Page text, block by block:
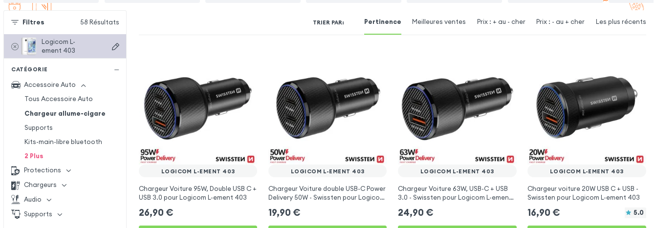
Filtres 58 Résultats
Logicom L-
ement 403
CATÉGORIE
Accessoire Auto
Tous Accessoire Auto
Chargeur allume-cigare
Supports
Kits-main-libre bluetooth
2 Plus
Protections
Chargeurs
Audio
Supports
TRIER PAR: Pertinence Meilleures ventes Prix : + au - cher Prix : - au + cher Les plus récents
LOGICOM L-EMENT 403
Chargeur Voiture 95W, Double USB C +
USB 3.0 pour Logicom L-ement 403
26,90 €
LOGICOM L-EMENT 403
Chargeur Voiture double USB-C Power
Delivery 50W - Swissten pour Logicom
19,90 €
LOGICOM L-EMENT 403
Chargeur Voiture 63W, USB-C + USB
3.0 - Swissten pour Logicom L-ement
24,90 €
LOGICOM L-EMENT 403
Chargeur voiture 20W USB C + USB -
Swissten pour Logicom L-ement 403
16,90 € 5.0